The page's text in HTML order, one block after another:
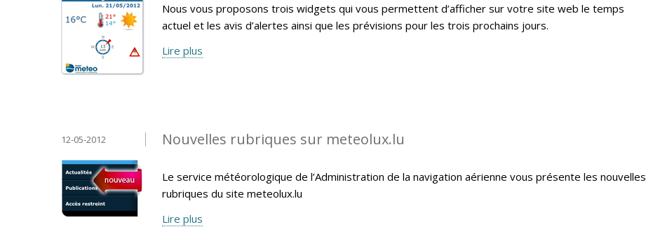
Nous vous proposons trois widgets qui vous permettent d’afficher sur votre site web le temps
actuel et les avis d’alertes ainsi que les prévisions pour les trois prochains jours.
Lire plus
Nouvelles rubriques sur meteolux.lu
12-05-2012
Le service météorologique de l’Administration de la navigation aérienne vous présente les nouvelles
rubriques du site meteolux.lu
Lire plus